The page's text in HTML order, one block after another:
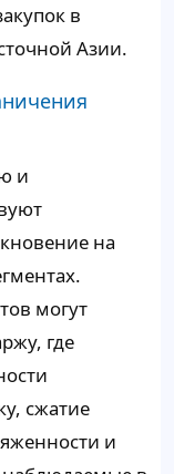
в
Азии.
и
на
могут
где
сжатие
и